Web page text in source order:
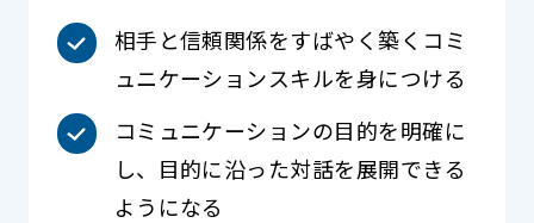
相手と信頼関係をすばやく築くコミ
ュニケーションスキルを身につける
コミュニケーションの目的を明確に
し、目的に沿った対話を展開できる
ようになる